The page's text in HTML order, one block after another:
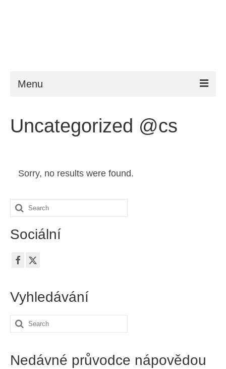
Menu
Požadavky
VWP
Zprávy
Kontakt
Hrvatski (
English (Angličtina)
Uncategorized @cs
Sorry, no results were found.
Search
Sociální
Vyhledávání
Search
Nedávné průvodce nápovědou